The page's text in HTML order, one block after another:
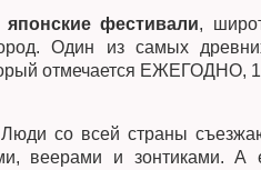
фестивали,
Один из самых
отмечается ЕЖЕГОДНО,
со всей страны
веерами и зонтиками.